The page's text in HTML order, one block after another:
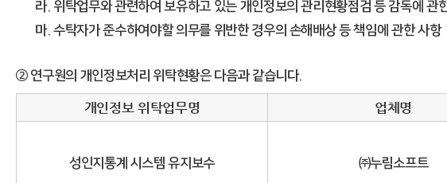
라. 위탁업무와 관련하여 보유하고 있는 개인정보의 관리현황점검 등 감독에 관
마. 수탁자가 준수하여야할 의무를 위반한 경우의 손해배상 등 책임에 관한 사항
② 연구원의 개인정보처리 위탁현황은 다음과 같습니다.
개인정보 위탁업무명 업체명
성인지통계 시스템 유지보수 ㈜누림소프트